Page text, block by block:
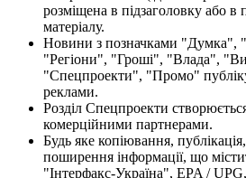
розміщена в підзаголовку або в
матеріалу.
Новини з позначками "Думка",
"Регіони", "Гроші", "Влада",
"Спецпроекти", "Промо"
реклами.
Розділ Спецпроекти
комерційними партнерами.
Будь яке копіювання,
поширення інформації, що
"Інтерфакс-Україна", EPA /